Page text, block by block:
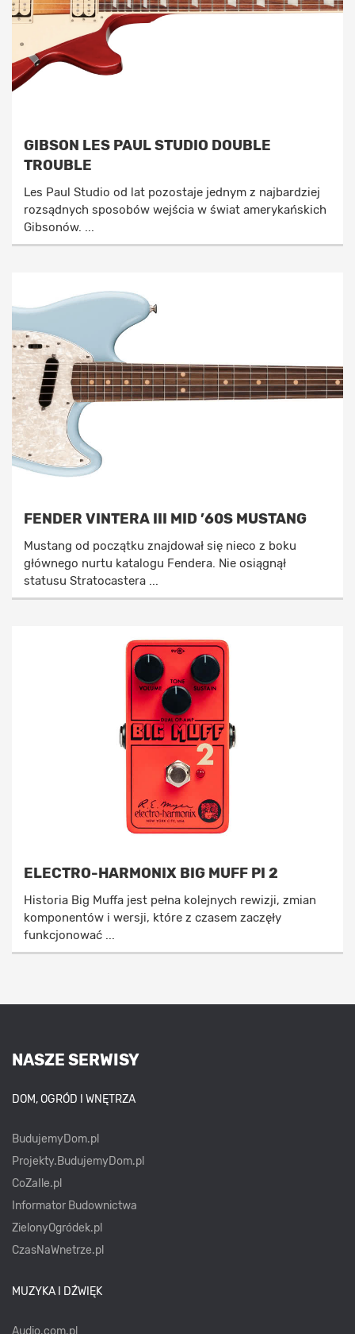
GIBSON LES PAUL STUDIO DOUBLE
TROUBLE
Les Paul Studio od lat pozostaje jednym z najbardziej
rozsądnych sposobów wejścia w świat amerykańskich
Gibsonów. ...
FENDER VINTERA III MID ’60S MUSTANG
Mustang od początku znajdował się nieco z boku
głównego nurtu katalogu Fendera. Nie osiągnął
statusu Stratocastera ...
ELECTRO-HARMONIX BIG MUFF PI 2
Historia Big Muffa jest pełna kolejnych rewizji, zmian
komponentów i wersji, które z czasem zaczęły
funkcjonować ...
NASZE SERWISY
DOM, OGRÓD I WNĘTRZA
BudujemyDom.pl
Projekty.BudujemyDom.pl
CoZaIle.pl
Informator Budownictwa
ZielonyOgródek.pl
CzasNaWnetrze.pl
MUZYKA I DŹWIĘK
Audio.com.pl